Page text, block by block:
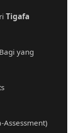
Tigafa
yang
Assessment)